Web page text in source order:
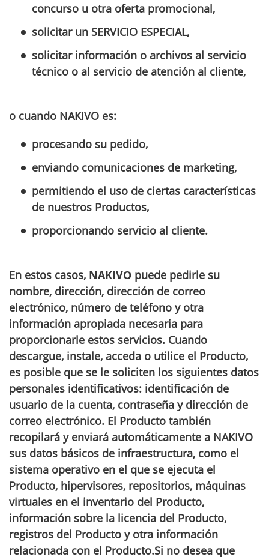
concurso u otra oferta promocional,
solicitar un SERVICIO ESPECIAL,
solicitar información o archivos al servicio
técnico o al servicio de atención al cliente,
o cuando NAKIVO es:
procesando su pedido,
enviando comunicaciones de marketing,
permitiendo el uso de ciertas características
de nuestros Productos,
proporcionando servicio al cliente.
En estos casos, NAKIVO puede pedirle su
nombre, dirección, dirección de correo
electrónico, número de teléfono y otra
información apropiada necesaria para
proporcionarle estos servicios. Cuando
descargue, instale, acceda o utilice el Producto,
es posible que se le soliciten los siguientes datos
personales identificativos: identificación de
usuario de la cuenta, contraseña y dirección de
correo electrónico. El Producto también
recopilará y enviará automáticamente a NAKIVO
sus datos básicos de infraestructura, como el
sistema operativo en el que se ejecuta el
Producto, hipervisores, repositorios, máquinas
virtuales en el inventario del Producto,
información sobre la licencia del Producto,
registros del Producto y otra información
relacionada con el Producto.Si no desea que